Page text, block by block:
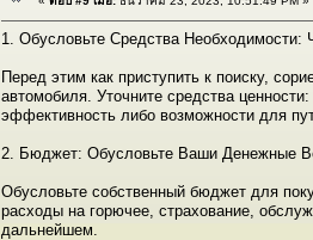
1. Обусловьте Средства
Перед этим как приступить к поиску,
автомобиля. Уточните средства
эффективность либо возможности для
2. Бюджет: Обусловьте Ваши Денежные
Обусловьте собственный бюджет для
расходы на горючее, страхование,
дальнейшем.